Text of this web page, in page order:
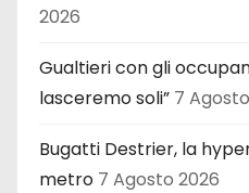
2026
Gualtieri con gli
lasceremo soli” 7
Bugatti Destrier, la
metro 7 Agosto 2026